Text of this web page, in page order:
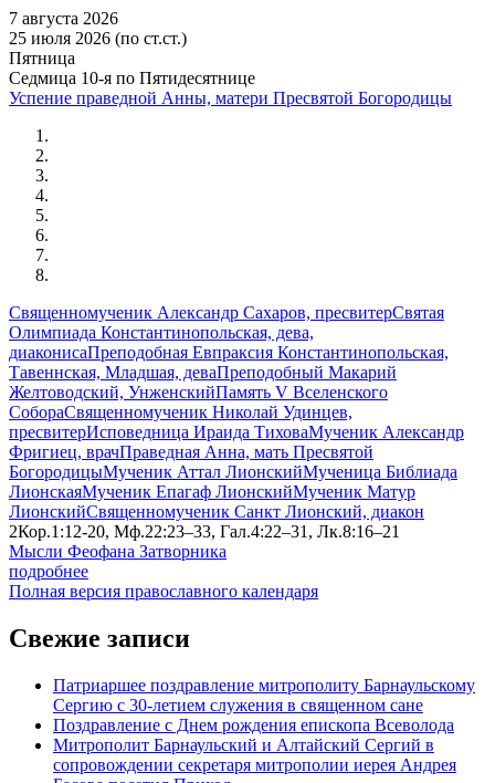
7 августа 2026
25 июля 2026 (по ст.ст.)
Пятница
Седмица 10-я по Пятидесятнице
Успение праведной Анны, матери Пресвятой Богородицы
Священномученик Александр Сахаров, пресвитерСвятая
Олимпиада Константинопольская, дева,
диаконисаПреподобная Евпраксия Константинопольская,
Тавеннская, Младшая, деваПреподобный Макарий
Желтоводский, УнженскийПамять V Вселенского
СобораСвященномученик Николай Удинцев,
пресвитерИсповедница Ираида ТиховаМученик Александр
Фригиец, врачПраведная Анна, мать Пресвятой
БогородицыМученик Аттал ЛионскийМученица Библиада
ЛионскаяМученик Епагаф ЛионскийМученик Матур
ЛионскийСвященномученик Санкт Лионский, диакон
2Кор.1:12-20, Мф.22:23–33, Гал.4:22–31, Лк.8:16–21
Мысли Феофана Затворника
подробнее
Полная версия православного календаря
Свежие записи
Патриаршее поздравление митрополиту Барнаульскому
Сергию с 30-летием служения в священном сане
Поздравление с Днем рождения епископа Всеволода
Митрополит Барнаульский и Алтайский Сергий в
сопровождении секретаря митрополии иерея Андрея